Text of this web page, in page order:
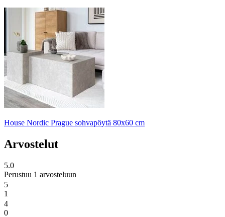
House Nordic Prague sohvapöytä 80x60 cm
Arvostelut
5.0
Perustuu 1 arvosteluun
5
1
4
0